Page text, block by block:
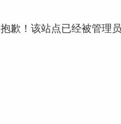
抱歉！该站点已经被管理